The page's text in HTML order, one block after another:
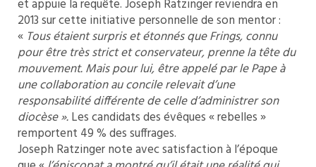
et appuie la requête. Joseph Ratzinger reviendra en
2013 sur cette initiative personnelle de son mentor :
« Tous étaient surpris et étonnés que Frings, connu
pour être très strict et conservateur, prenne la tête du
mouvement. Mais pour lui,être appelé par le Pape à
une collaboration au concile relevait d’une
responsabilité différente de celle d’administrer son
diocèse ».Les candidats des évêques « rebelles »
remportent 49 % des suffrages.
Joseph Ratzinger note avec satisfaction à l’époque